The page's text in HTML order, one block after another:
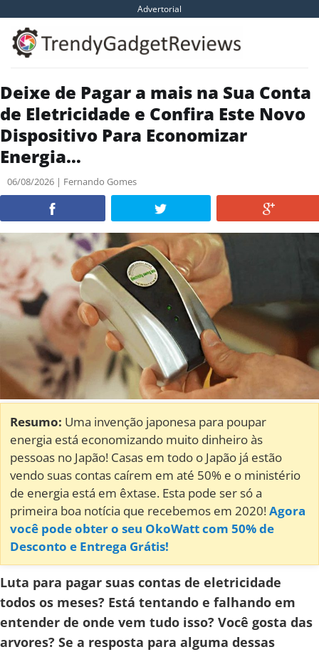
content
Advertorial
Deixe de Pagar a mais na Sua Conta
de Eletricidade e Confira Este Novo
Dispositivo Para Economizar
Energia…
06/08/2026 | Fernando Gomes
Resumo: Uma invenção japonesa para poupar
energia está economizando muito dinheiro às
pessoas no Japão! Casas em todo o Japão já estão
vendo suas contas caírem em até 50% e o ministério
de energia está em êxtase. Esta pode ser só a
primeira boa notícia que recebemos em 2020!Agora
você pode obter o seu OkoWatt com 50% de
Desconto e Entrega Grátis!
Luta para pagar suas contas de eletricidade
todos os meses? Está tentando e falhando em
entender de onde vem tudo isso? Você gosta das
arvores? Se a resposta para alguma dessas